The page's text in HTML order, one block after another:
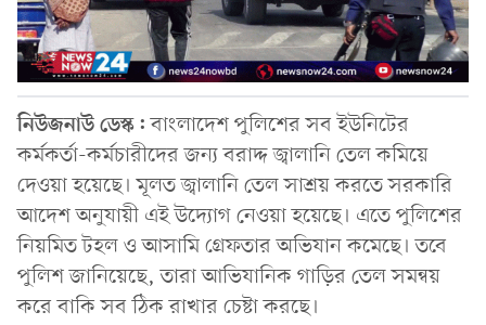
নিউজনাউ ডেস্ক:বাংলাদেশ পুলিশের সব ইউনিটের
কর্মকর্তা-কর্মচারীদের জন্য বরাদ্দ জ্বালানি তেল কমিয়ে
দেওয়া হয়েছে। মূলত জ্বালানি তেল সাশ্রয় করতে সরকারি
আদেশ অনুযায়ী এই উদ্যোগ নেওয়া হয়েছে। এতে পুলিশের
নিয়মিত টহল ও আসামি গ্রেফতার অভিযান কমেছে। তবে
পুলিশ জানিয়েছে, তারা আভিযানিক গাড়ির তেল সমন্বয়
করে বাকি সব ঠিক রাখার চেষ্টা করছে।